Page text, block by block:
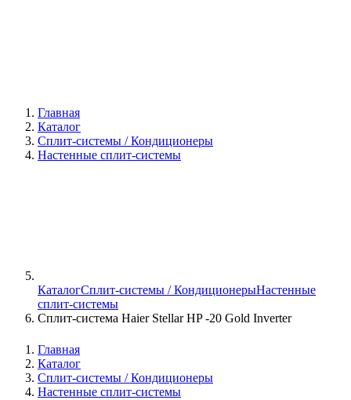
Главная
Каталог
Сплит-системы / Кондиционеры
Настенные сплит-системы
КаталогСплит-системы / КондиционерыНастенные
сплит-системы
Сплит-система Haier Stellar HP -20 Gold Inverter
Главная
Каталог
Сплит-системы / Кондиционеры
Настенные сплит-системы